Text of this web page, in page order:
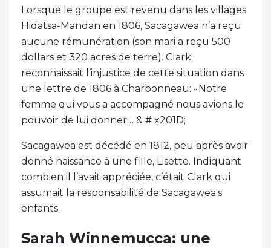
Lorsque le groupe est revenu dans les villages
Hidatsa-Mandan en 1806, Sacagawea n’a reçu
aucune rémunération (son mari a reçu 500
dollars et 320 acres de terre). Clark
reconnaissait l’injustice de cette situation dans
une lettre de 1806 à Charbonneau: «Notre
femme qui vous a accompagné nous avions le
pouvoir de lui donner… & # x201D;
Sacagawea est décédé en 1812, peu après avoir
donné naissance à une fille, Lisette. Indiquant
combien il l’avait appréciée, c’était Clark qui
assumait la responsabilité de Sacagawea's
enfants.
Sarah Winnemucca: une